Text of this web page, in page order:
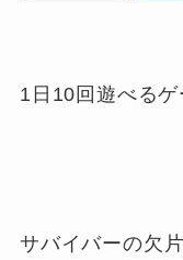
1日10回遊べるゲ
サバイバーの欠